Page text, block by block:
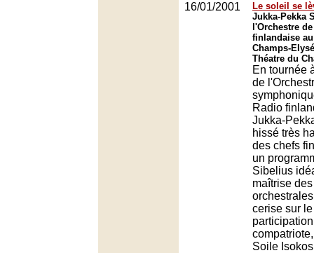
16/01/2001
Le soleil se
Jukka-Pekka
l'Orchestre
finlandaise
Champs-
Théatre du
En tournée
de
Radio
Jukka-
hissé très
des chefs
un
Sibelius
maîtrise
cerise sur
Soile